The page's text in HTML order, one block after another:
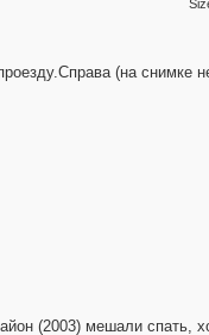
(на снимке
(2003) мешали спать,